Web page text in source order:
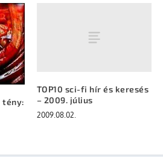
tény:
TOP10 sci-fi hír és keresés
– 2009. július
2009.08.02.